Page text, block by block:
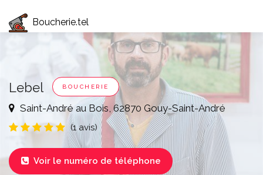
Boucherie.tel
Lebel BOUCHERIE
Saint-André au Bois, 62870 Gouy-Saint-André
(1 avis)
 Voir le numéro de téléphone